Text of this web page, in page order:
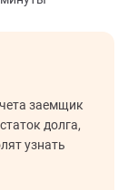
заемщик
долга,
узнать